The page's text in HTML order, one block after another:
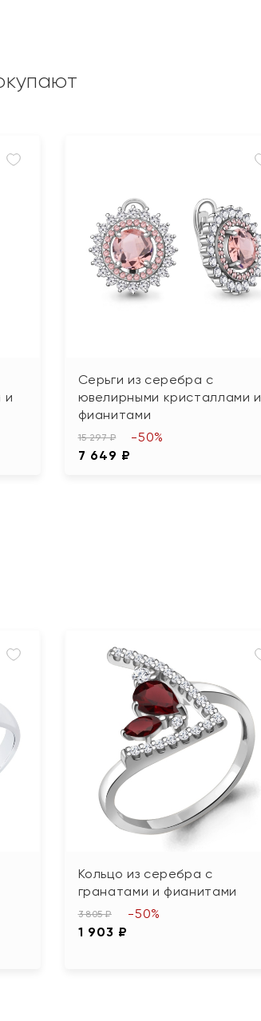
и
Серьги из серебра с
ювелирными кристаллами и
фианитами
15 297 ₽
7 649 ₽
-50%
Кольцо из серебра с
гранатами и фианитами
3 805 ₽
1 903 ₽
-50%